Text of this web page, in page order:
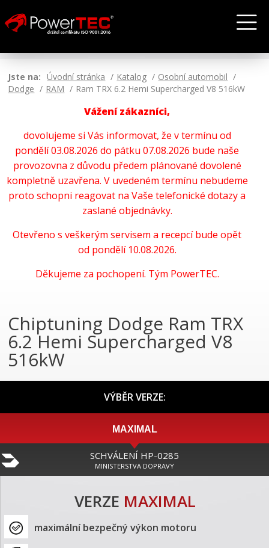
Jste na: Úvodní stránka Katalog
Osobní automobil
Dodge
RAM Ram TRX 6.2 Hemi Supercharged V8 516kW
Vážení zákazníci,
dovolujeme si Vás informovat, že v termínu od
pondělí 03.08.2026 do pátku 07.08.2026 bude naše
provozovna z důvodu předem plánované dovolené
kompletně uzavřena. V uvedeném termínu nebudeme
proto schopni reagovat na Vaše telefonické dotazy a
zaslané objednávky.
Otevřeno s veškerým servisem a recepcí bude opět
od pondělí 10.08.2026.
Děkujeme za pochopení. Tým PowerTEC.
Chiptuning Dodge Ram TRX
6.2 Hemi Supercharged V8
516kW
VÝBĚR VERZE:
MAXIMAL
SCHVÁLENÍ HP-0285
MINISTERSTVA DOPRAVY
VERZE MAXIMAL
maximální bezpečný výkon motoru